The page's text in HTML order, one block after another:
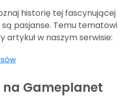
historię tej fascynującej
pasjanse. Temu tematowi
artykuł w naszym serwisie:
na Gameplanet